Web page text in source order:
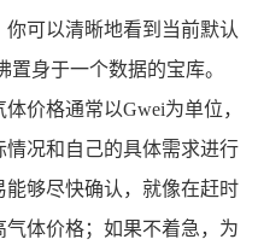
可以清晰地看到当前默认
身于一个数据的宝库。
体价格通常以Gwei为单位，
况和自己的具体需求进行
够尽快确认，就像在赶时
体价格；如果不着急，为